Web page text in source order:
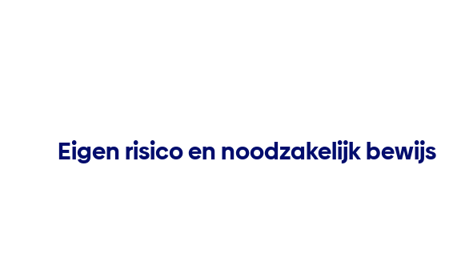
Eigen risico en noodzakelijk bewijs